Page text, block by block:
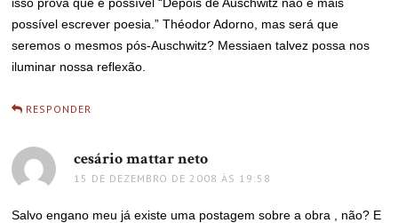
possível escrever poesia.” Théodor Adorno, mas será que
seremos o mesmos pós-Auschwitz? Messiaen talvez possa nos
iluminar nossa reflexão.
RESPONDER
cesário mattar neto
15 DE DEZEMBRO DE 2008 ÀS 19:58
Salvo engano meu já existe uma postagem sobre a obra , não? E